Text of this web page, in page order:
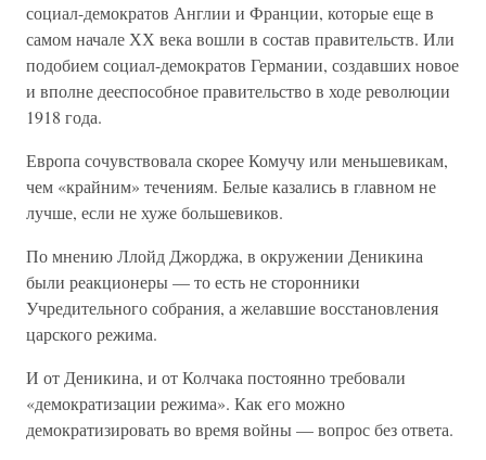
социал-демократов Англии и Франции, которые еще в
самом начале ХХ века вошли в состав правительств. Или
подобием социал-демократов Германии, создавших новое
и вполне дееспособное правительство в ходе революции
1918 года.
Европа сочувствовала скорее Комучу или меньшевикам,
чем «крайним» течениям. Белые казались в главном не
лучше, если не хуже большевиков.
По мнению Ллойд Джорджа, в окружении Деникина
были реакционеры — то есть не сторонники
Учредительного собрания, а желавшие восстановления
царского режима.
И от Деникина, и от Колчака постоянно требовали
«демократизации режима». Как его можно
демократизировать во время войны — вопрос без ответа.